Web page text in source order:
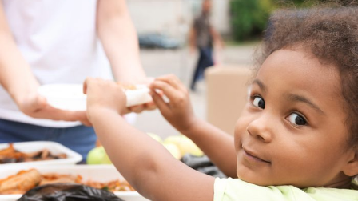
Charity Activity in Atlanta